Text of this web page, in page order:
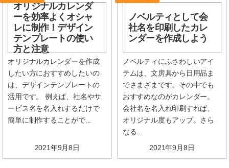
オリジナルカレンダ
ーを効率よくオシャ
レに制作！デザイン
テンプレートの使い
方と注意
オリジナルカレンダーを作成
したい方におすすめしたいの
は、デザインテンプレートの
活用です。 例えば、社名やサ
ービス名を名入れするだけで
簡単に制作することがで...
2021年9月8日
ノベルティとして会
社名を印刷したカレ
ンダーを作成しよう
ノベルティにふさわしいアイ
テムは、文房具から日用品ま
でさまざまです。その中でも
おすすめなのがカレンダー。
会社名を名入れ印刷すれば、
オリジナル度もアップ。さら
なる...
2021年9月8日